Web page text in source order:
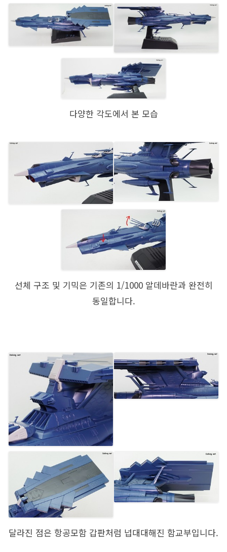
다양한 각도에서 본 모습
선체 구조 및 기믹은 기존의 1/1000 알데바란과 완전히
동일합니다.
달라진 점은 항공모함 갑판처럼 넙대대해진 함교부입니다.